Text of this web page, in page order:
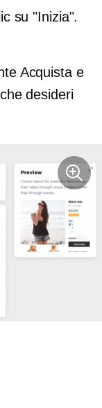
su "Inizia".
Acquista e
desideri